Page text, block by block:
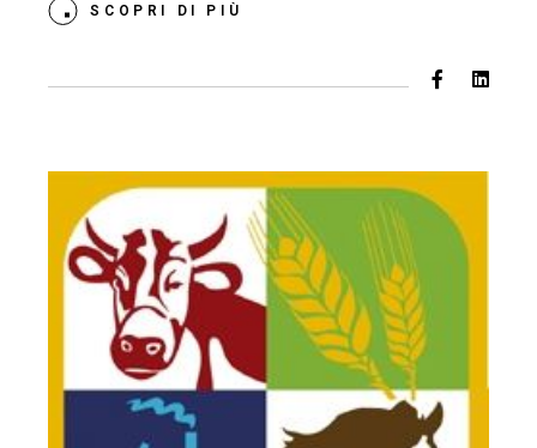
SCOPRI DI PIÙ